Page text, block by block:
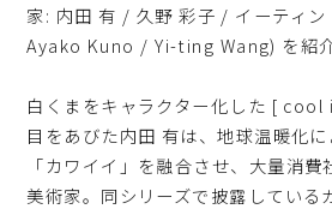
家: 内田 有 / 久野 彩子 / イーティ
Ayako Kuno / Yi-ting Wang) を紹介
白くまをキャラクター化した [
目をあびた内田 有は、地球温暖化
「カワイイ」を融合させ、大量消
美術家。同シリーズで披露している